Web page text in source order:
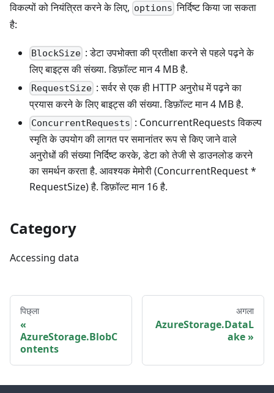
विकल्पों को नियंत्रित करने के लिए, options निर्दिष्ट किया जा सकता
है:
BlockSize : डेटा उपभोक्ता की प्रतीक्षा करने से पहले पढ़ने के
लिए बाइट्स की संख्या. डिफ़ॉल्ट मान 4 MB है.
RequestSize : सर्वर से एक ही HTTP अनुरोध में पढ़ने का
प्रयास करने के लिए बाइट्स की संख्या. डिफ़ॉल्ट मान 4 MB है.
ConcurrentRequests : ConcurrentRequests विकल्प
स्मृति के उपयोग की लागत पर समानांतर रूप से किए जाने वाले
अनुरोधों की संख्या निर्दिष्ट करके, डेटा को तेजी से डाउनलोड करने
का समर्थन करता है. आवश्यक मेमोरी (ConcurrentRequest *
RequestSize) है. डिफ़ॉल्ट मान 16 है.
Category
Accessing data
पिछ्ला
AzureStorage.BlobC
ontents
अगला
AzureStorage.DataL
ake